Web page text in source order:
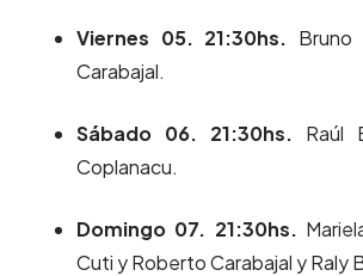
Viernes 05. 21:30hs.
Carabajal.
Sábado 06. 21:30hs. Raúl
Coplanacu.
Domingo 07. 21:30hs.
Cuti y Roberto Carabajal y Raly